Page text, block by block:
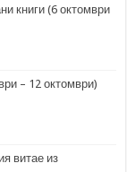
книги (6 октомври
– 12 октомври)
витае из